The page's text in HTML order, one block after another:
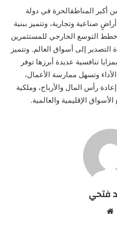
أكبر المناطقالحرة في دولة
صناعية وتجارية، وتتميز ببنية
التوسع الخارجي للمستثمرين
إلى أسواق العالم. وتتميز
تنافسية عديدة أبرزها توفر
وتسهل ممارسة الأعمال،
رأس المال والأرباح، وملكية
الإقليمية والعالمية.
فتحي